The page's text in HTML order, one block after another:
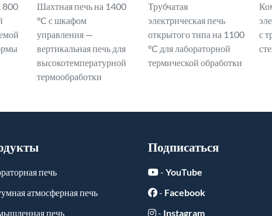
800
Шахтная печь на 1400
°C с шкафом
управления —
вертикальная печь для
высокотемпературной
термообработки
Трубчатая
электрическая печь
открытого типа на 1100
°C для лабораторной
термической обработки
с
печь
атмосферная печь
печь
Подписаться
- YouTube
- Facebook
- Instagram